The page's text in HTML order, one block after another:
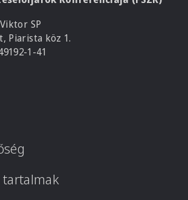
SP
Piarista köz 1.
1-41